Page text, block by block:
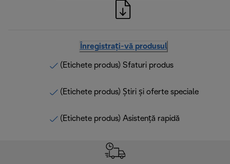
Înregistrați-vă produsul
(Etichete produs) Sfaturi produs
(Etichete produs) Știri și oferte speciale
(Etichete produs) Asistență rapidă